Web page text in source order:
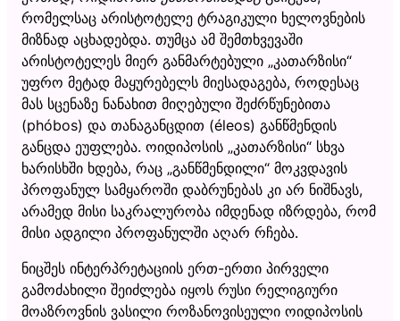
რომელსაც არისტოტელე ტრაგიკული ხელოვნების
მიზნად აცხადებდა. თუმცა ამ შემთხვევაში
არისტოტელეს მიერ განმარტებული „კათარზისი“
უფრო მეტად მაყურებელს მიესადაგება, როდესაც
მას სცენაზე ნანახით მიღებული შეძრწუნებითა
(phóbos) და თანაგანცდით (éleos) განწმენდის
განცდა ეუფლება. ოიდიპოსის „კათარზისი“ სხვა
ხარისხში ხდება, რაც „განწმენდილი“ მოკვდავის
პროფანულ სამყაროში დაბრუნებას კი არ ნიშნავს,
არამედ მისი საკრალურობა იმდენად იზრდება, რომ
მისი ადგილი პროფანულში აღარ რჩება.
ნიცშეს ინტერპრეტაციის ერთ-ერთი პირველი
გამოძახილი შეიძლება იყოს რუსი რელიგიური
მოაზროვნის ვასილი როზანოვისეული ოიდიპოსის